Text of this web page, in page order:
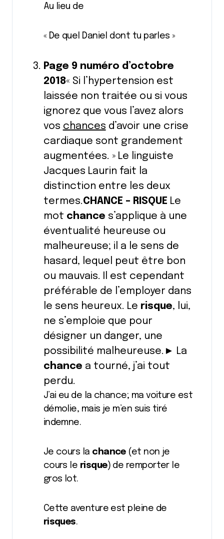
Au lieu de
« De quel Daniel dont tu parles »
Page 9 numéro d’octobre
2018« Si l’hypertension est
laissée non traitée ou si vous
ignorez que vous l’avez alors
vos chances d’avoir une crise
cardiaque sont grandement
augmentées. » Le linguiste
Jacques Laurin fait la
distinction entre les deux
termes.CHANCE – RISQUE Le
mot chance s’applique à une
éventualité heureuse ou
malheureuse; il a le sens de
hasard, lequel peut être bon
ou mauvais. Il est cependant
préférable de l’employer dans
le sens heureux. Le risque, lui,
ne s’emploie que pour
désigner un danger, une
possibilité malheureuse.► La
chance a tourné, j’ai tout
perdu.
J’ai eu de la chance; ma voiture est
démolie, mais je m’en suis tiré
indemne.
Je cours la chance(et non je
cours le risque) de remporter le
gros lot.
Cette aventure est pleine de
risques.